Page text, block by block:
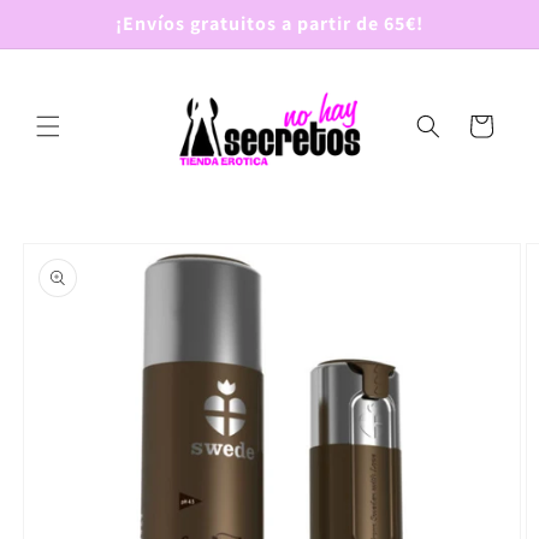
directamente
al contenido
¡Envíos gratuitos a partir de 65€!
Carrito
a la
información